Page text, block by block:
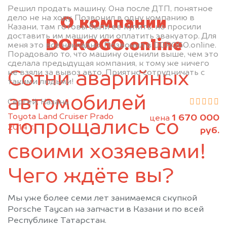
Решил продать машину. Она после ДТП, понятное
дело не на ходу. Позвонил в одну компанию в
Казани, там готовы были ее купить, но просили
доставить им машину или оплатить эвакуатор. Для
меня это все накладно. Позвонил в DOROGO.online.
Порадовало то, что машину оценили выше, чем это
сделала предыдущая компания, к тому же ничего
не взяли за вывоз авто. Приятно сотрудничать с
такими людьми!
Сергей, Казань
Toyota Land Cruiser Prado
2014 г.
цена 1 670 000
руб.
О компании
DOROGO.online
Сотни аварийных
автомобилей
попрощались со
своими хозяевами!
Чего ждёте вы?
Мы уже более семи лет занимаемся скупкой
Porsche Taycan на запчасти в Казани и по всей
Республике Татарстан.